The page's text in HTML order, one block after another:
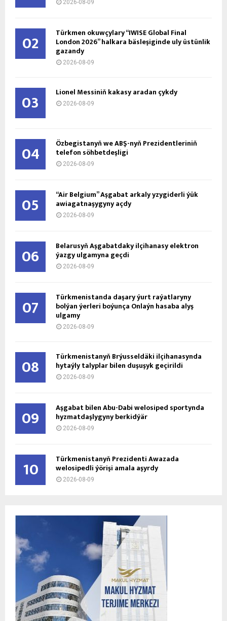
2026-08-09
02 Türkmen okuwçylary “IWISE Global Final
London 2026” halkara bäsleşiginde uly üstünlik
gazandy
2026-08-09
03 Lionel Messiniň kakasy aradan çykdy
2026-08-09
04 Özbegistanyň we ABŞ-nyň Prezidentleriniň
telefon söhbetdeşligi
2026-08-09
05 “Air Belgium” Aşgabat arkaly yzygiderli ýük
awiagatnaşygyny açdy
2026-08-09
06 Belarusyň Aşgabatdaky ilçihanasy elektron
ýazgy ulgamyna geçdi
2026-08-09
07 Türkmenistanda daşary ýurt raýatlaryny
bolýan ýerleri boýunça Onlaýn hasaba alyş
ulgamy
2026-08-09
08 Türkmenistanyň Brýusseldäki ilçihanasynda
hytaýly talyplar bilen duşuşyk geçirildi
2026-08-09
09 Aşgabat bilen Abu-Dabi welosiped sportynda
hyzmatdaşlygyny berkidýär
2026-08-09
10 Türkmenistanyň Prezidenti Awazada
welosipedli ýörişi amala aşyrdy
2026-08-09